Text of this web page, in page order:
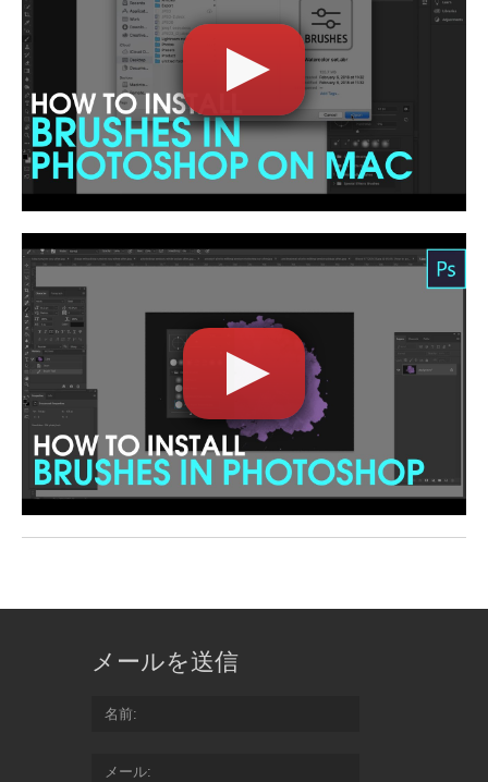
メールを送信
名前
メール